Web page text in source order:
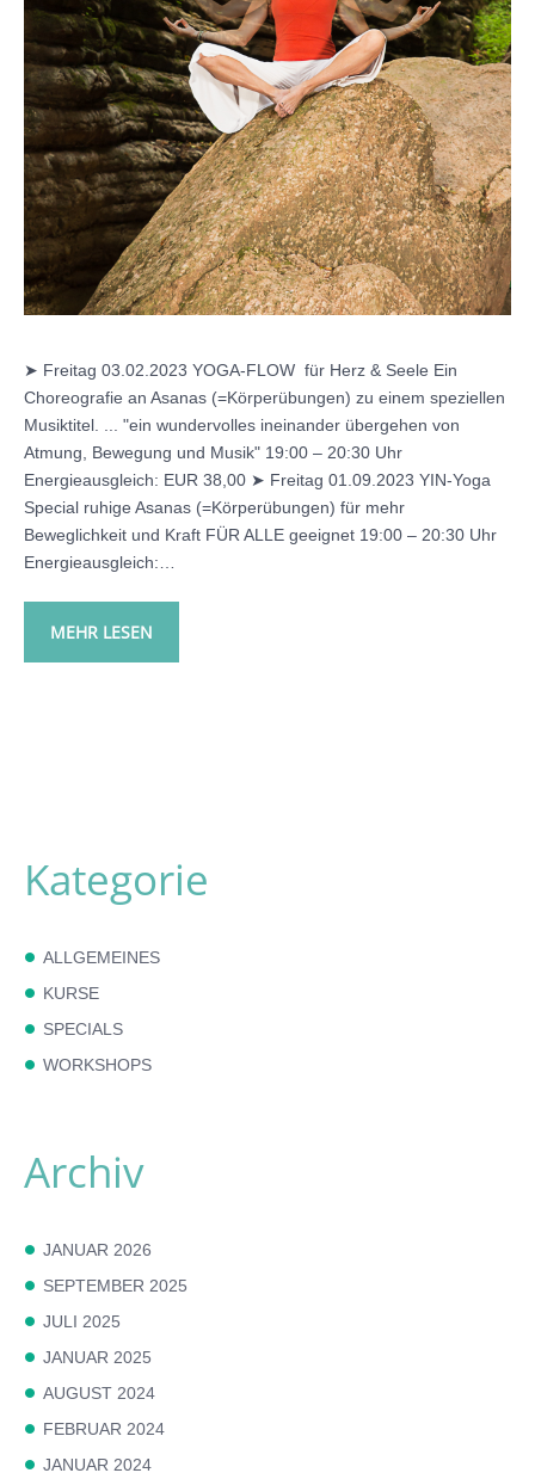
➤ Freitag 03.02.2023 YOGA-FLOW für Herz & Seele Ein
Choreografie an Asanas (=Körperübungen) zu einem speziellen
Musiktitel. ... "ein wundervolles ineinander übergehen von
Atmung, Bewegung und Musik" 19:00 – 20:30 Uhr
Energieausgleich: EUR 38,00 ➤ Freitag 01.09.2023 YIN-Yoga
Special ruhige Asanas (=Körperübungen) für mehr
Beweglichkeit und Kraft FÜR ALLE geeignet 19:00 – 20:30 Uhr
Energieausgleich:…
MEHR LESEN
Kategorie
ALLGEMEINES
KURSE
SPECIALS
WORKSHOPS
Archiv
JANUAR 2026
SEPTEMBER 2025
JULI 2025
JANUAR 2025
AUGUST 2024
FEBRUAR 2024
JANUAR 2024